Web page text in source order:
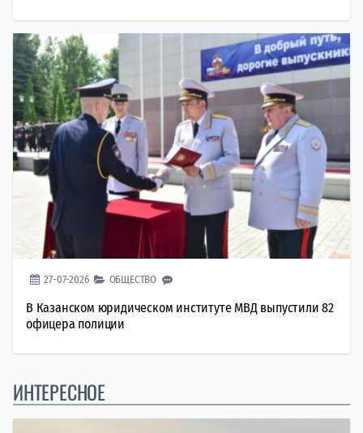
27-07-2026 ОБЩЕСТВО
В Казанском юридическом институте МВД выпустили 82
офицера полиции
ИНТЕРЕСНОЕ